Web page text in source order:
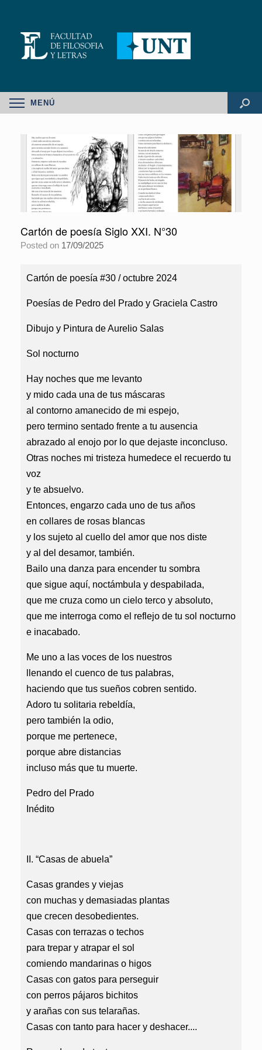
MENÚ
Cartón de poesía Siglo XXI. N°30
Posted on 17/09/2025
Cartón de poesía #30 / octubre 2024
Poesías de Pedro del Prado y Graciela Castro
Dibujo y Pintura de Aurelio Salas
Sol nocturno
Hay noches que me levanto
y mido cada una de tus máscaras
al contorno amanecido de mi espejo,
pero termino sentado frente a tu ausencia
abrazado al enojo por lo que dejaste inconcluso.
Otras noches mi tristeza humedece el recuerdo tu
voz
y te absuelvo.
Entonces, engarzo cada uno de tus años
en collares de rosas blancas
y los sujeto al cuello del amor que nos diste
y al del desamor, también.
Bailo una danza para encender tu sombra
que sigue aquí, noctámbula y despabilada,
que me cruza como un cielo terco y absoluto,
que me interroga como el reflejo de tu sol nocturno
e inacabado.
Me uno a las voces de los nuestros
llenando el cuenco de tus palabras,
haciendo que tus sueños cobren sentido.
Adoro tu solitaria rebeldía,
pero también la odio,
porque me pertenece,
porque abre distancias
incluso más que tu muerte.
Pedro del Prado
Inédito
II. “Casas de abuela”
Casas grandes y viejas
con muchas y demasiadas plantas
que crecen desobedientes.
Casas con terrazas o techos
para trepar y atrapar el sol
comiendo mandarinas o higos
Casas con gatos para perseguir
con perros pájaros bichitos
y arañas con sus telarañas.
Casas con tanto para hacer y deshacer....